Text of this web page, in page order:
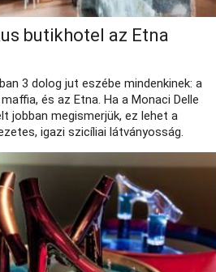
butikhotel az Etna
3 dolog jut eszébe mindenkinek: a
és az Etna. Ha a Monaci Delle
jobban megismerjük, ez lehet a
igazi szicíliai látványosság.